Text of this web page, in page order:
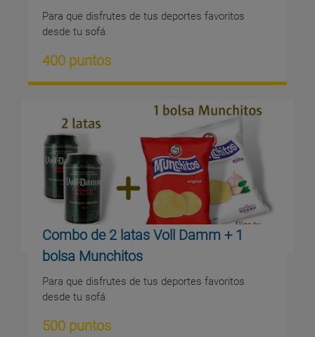
Para que disfrutes de tus deportes favoritos
desde tu sofá
400 puntos
Combo de 2 latas Voll Damm + 1
bolsa Munchitos
Para que disfrutes de tus deportes favoritos
desde tu sofá
500 puntos